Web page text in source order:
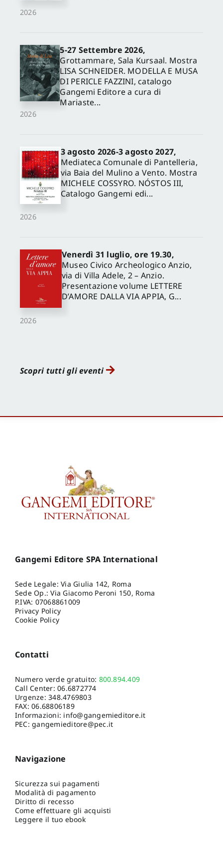
2026
2026
5-27 Settembre 2026,
Grottammare, Sala Kursaal. Mostra
LISA SCHNEIDER. MODELLA E MUSA
DI PERICLE FAZZINI, catalogo
Gangemi Editore a cura di
Mariaste...
2026
3 agosto 2026-3 agosto 2027,
Mediateca Comunale di Pantelleria,
via Baia del Mulino a Vento. Mostra
MICHELE COSSYRO. NÓSTOS III,
Catalogo Gangemi edi...
2026
Venerdì 31 luglio, ore 19.30,
Museo Civico Archeologico Anzio,
via di Villa Adele, 2 – Anzio.
Presentazione volume LETTERE
D’AMORE DALLA VIA APPIA, G...
Scopri tutti gli eventi
Gangemi Editore SPA International
Sede Legale: Via Giulia 142, Roma
Sede Op.: Via Giacomo Peroni 150, Roma
P.IVA: 07068861009
Privacy Policy
Cookie Policy
Contatti
Numero verde gratuito: 800.894.409
Call Center:06.6872774
Urgenze:348.4769803
FAX: 06.68806189
Informazioni: info@gangemieditore.it
PEC: gangemieditore@pec.it
Navigazione
Sicurezza sui pagamenti
Modalità di pagamento
Diritto di recesso
Come effettuare gli acquisti
Leggere il tuo ebook